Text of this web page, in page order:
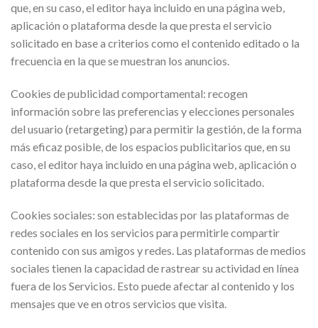
que, en su caso, el editor haya incluido en una página web,
aplicación o plataforma desde la que presta el servicio
solicitado en base a criterios como el contenido editado o la
frecuencia en la que se muestran los anuncios.
Cookies de publicidad comportamental: recogen
información sobre las preferencias y elecciones personales
del usuario (retargeting) para permitir la gestión, de la forma
más eficaz posible, de los espacios publicitarios que, en su
caso, el editor haya incluido en una página web, aplicación o
plataforma desde la que presta el servicio solicitado.
Cookies sociales: son establecidas por las plataformas de
redes sociales en los servicios para permitirle compartir
contenido con sus amigos y redes. Las plataformas de medios
sociales tienen la capacidad de rastrear su actividad en línea
fuera de los Servicios. Esto puede afectar al contenido y los
mensajes que ve en otros servicios que visita.